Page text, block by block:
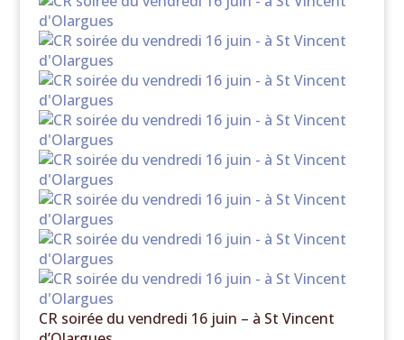
CR soirée du vendredi 16 juin – à St Vincent